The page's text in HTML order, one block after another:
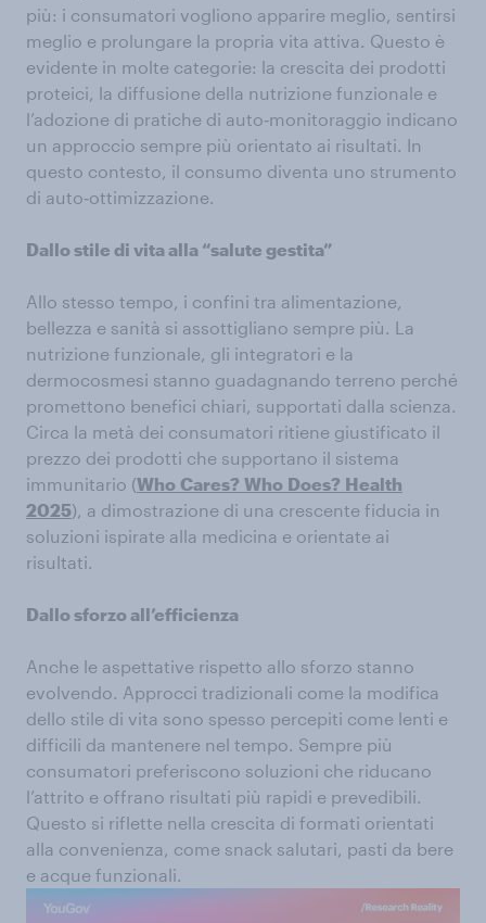
più: i consumatori vogliono apparire meglio, sentirsi
meglio e prolungare la propria vita attiva. Questo è
evidente in molte categorie: la crescita dei prodotti
proteici, la diffusione della nutrizione funzionale e
l’adozione di pratiche di auto‑monitoraggio indicano
un approccio sempre più orientato ai risultati. In
questo contesto, il consumo diventa uno strumento
di auto‑ottimizzazione.
Dallo stile di vita alla “salute gestita”
Allo stesso tempo, i confini tra alimentazione,
bellezza e sanità si assottigliano sempre più. La
nutrizione funzionale, gli integratori e la
dermocosmesi stanno guadagnando terreno perché
promettono benefici chiari, supportati dalla scienza.
Circa la metà dei consumatori ritiene giustificato il
prezzo dei prodotti che supportano il sistema
immunitario (Who Cares? Who Does? Health
2025), a dimostrazione di una crescente fiducia in
soluzioni ispirate alla medicina e orientate ai
risultati.
Dallo sforzo all’efficienza
Anche le aspettative rispetto allo sforzo stanno
evolvendo. Approcci tradizionali come la modifica
dello stile di vita sono spesso percepiti come lenti e
difficili da mantenere nel tempo. Sempre più
consumatori preferiscono soluzioni che riducano
l’attrito e offrano risultati più rapidi e prevedibili.
Questo si riflette nella crescita di formati orientati
alla convenienza, come snack salutari, pasti da bere
e acque funzionali.